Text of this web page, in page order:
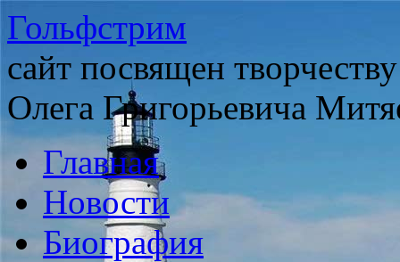
Гольфстрим
сайт посвящен
Олега Григорьевича
Главная
Новости
Биография